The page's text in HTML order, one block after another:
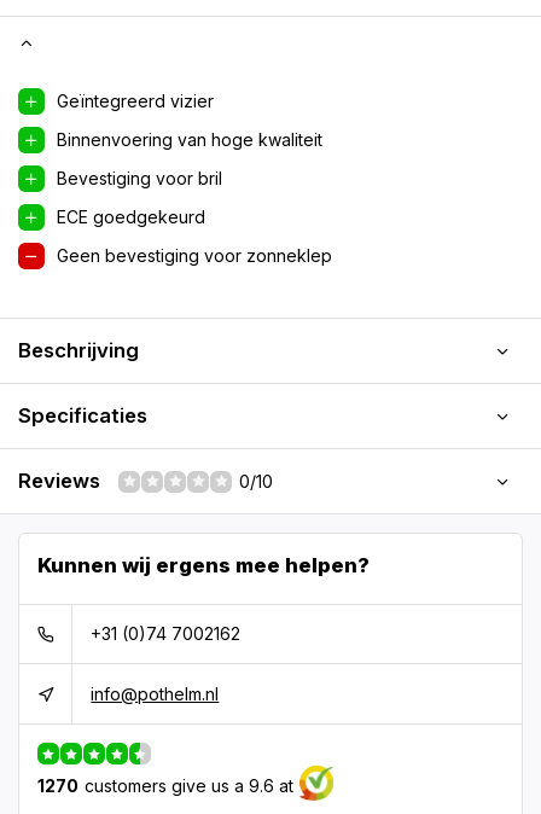
Geïntegreerd vizier
Binnenvoering van hoge kwaliteit
Bevestiging voor bril
ECE goedgekeurd
Geen bevestiging voor zonneklep
Beschrijving
Specificaties
Reviews 0/10
Kunnen wij ergens mee helpen?
+31 (0)74 7002162
info@pothelm.nl
1270 customers give us a 9.6 at